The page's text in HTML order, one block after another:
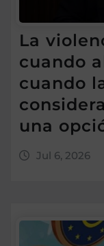
La
cuando
cuando
una
Jul 6, 2026